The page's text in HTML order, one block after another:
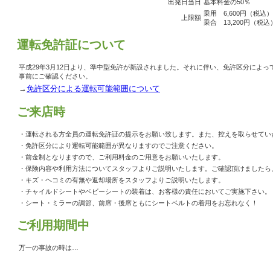
出発日当日 基本料金の50％
上限額
乗用 6,600円（税込）
乗合 13,200円（税込）
運転免許証について
平成29年3月12日より、準中型免許が新設されました。それに伴い、免許区分によっ
事前にご確認ください。
→免許区分による運転可能範囲について
ご来店時
・運転される方全員の運転免許証の提示をお願い致します。また、控えを取らせてい
・免許区分により運転可能範囲が異なりますのでご注意ください。
・前金制となりますので、ご利用料金のご用意をお願いいたします。
・保険内容や利用方法についてスタッフよりご説明いたします。ご確認頂けましたら
・キズ・ヘコミの有無や返却場所をスタッフよりご説明いたします。
・チャイルドシートやベビーシートの装着は、お客様の責任においてご実施下さい。
・シート・ミラーの調節、前席・後席ともにシートベルトの着用をお忘れなく！
ご利用期間中
万一の事故の時は…